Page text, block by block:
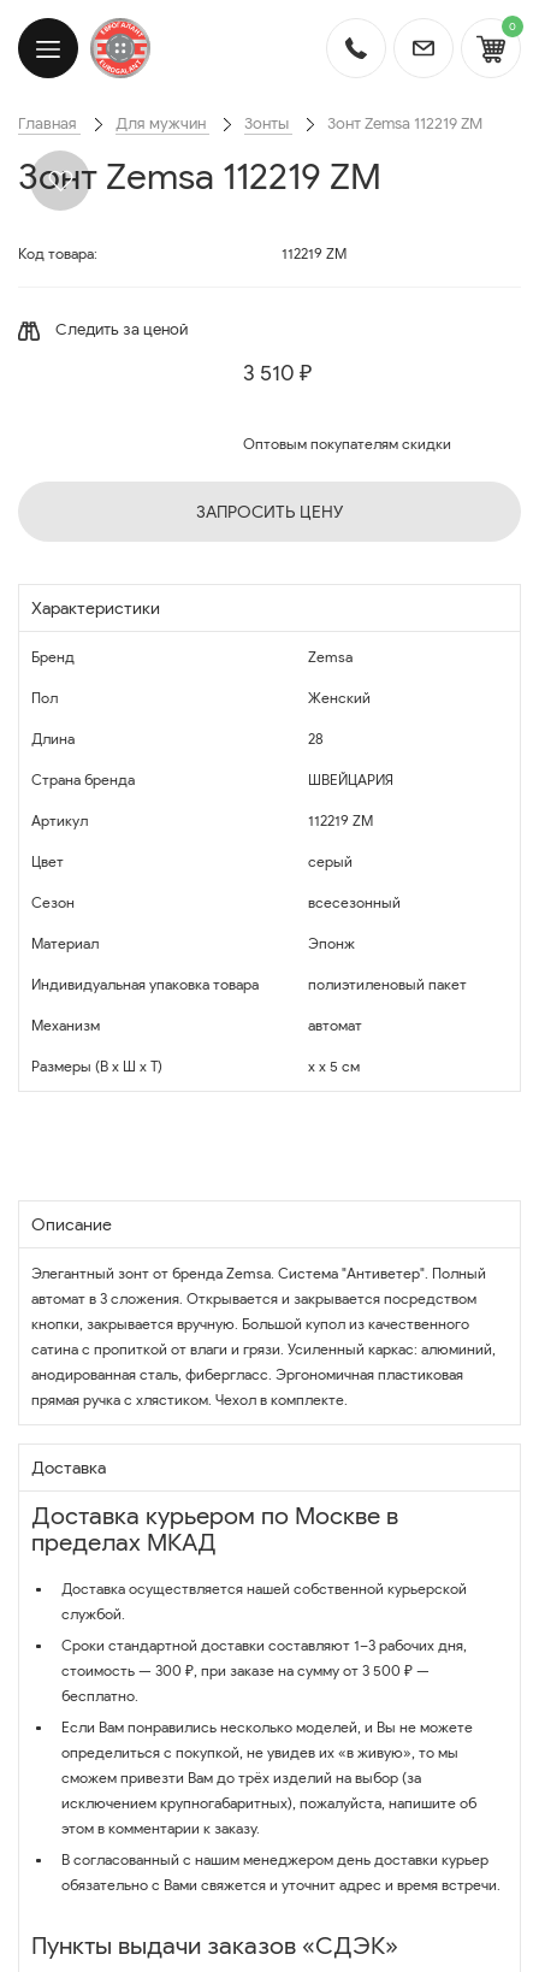
0
Главная Для мужчин Зонты Зонт Zemsa 112219 ZM
Зонт Zemsa 112219 ZM
Код товара: 112219 ZM
Следить за ценой
3 510 ₽
Оптовым покупателям скидки
ЗАПРОСИТЬ ЦЕНУ
Характеристики
Бренд Zemsa
Пол Женский
Длина 28
Страна бренда ШВЕЙЦАРИЯ
Артикул 112219 ZM
Цвет серый
Сезон всесезонный
Материал Эпонж
Индивидуальная упаковка товара полиэтиленовый пакет
Механизм автомат
Размеры (В x Ш x Т) x x 5 см
Описание
Элегантный зонт от бренда Zemsa. Система "Антиветер". Полный
автомат в 3 сложения. Открывается и закрывается посредством
кнопки, закрывается вручную. Большой купол из качественного
сатина с пропиткой от влаги и грязи. Усиленный каркас: алюминий,
анодированная сталь, фибергласс. Эргономичная пластиковая
прямая ручка с хлястиком. Чехол в комплекте.
Доставка
Доставка курьером по Москве в
пределах МКАД
Доставка осуществляется нашей собственной курьерской
службой.
Сроки стандартной доставки составляют 1–3 рабочих дня,
стоимость — 300 ₽, при заказе на сумму от 3 500 ₽ —
бесплатно.
Если Вам понравились несколько моделей, и Вы не можете
определиться с покупкой, не увидев их «в живую», то мы
сможем привезти Вам до трёх изделий на выбор (за
исключением крупногабаритных), пожалуйста, напишите об
этом в комментарии к заказу.
В согласованный с нашим менеджером день доставки курьер
обязательно с Вами свяжется и уточнит адрес и время встречи.
Пункты выдачи заказов «СДЭК»